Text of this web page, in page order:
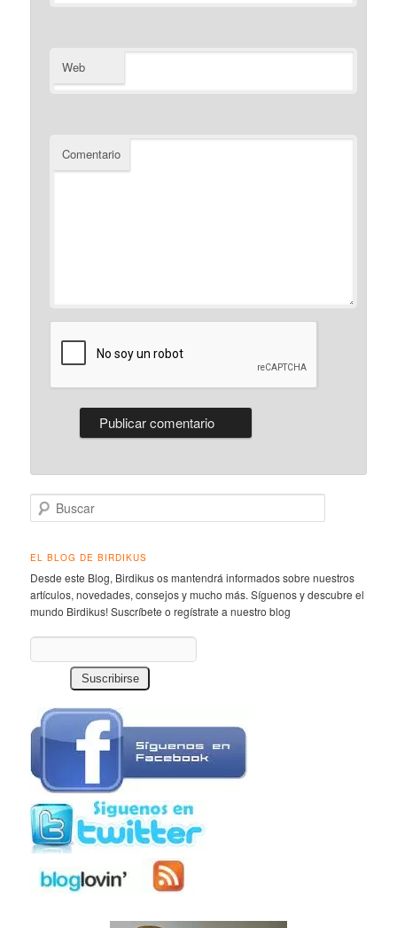
Web
Comentario
Buscar
EL BLOG DE BIRDIKUS
Desde este Blog, Birdikus os mantendrá informados sobre nuestros
artículos, novedades, consejos y mucho más. Síguenos y descubre el
mundo Birdikus! Suscríbete o regístrate a nuestro blog